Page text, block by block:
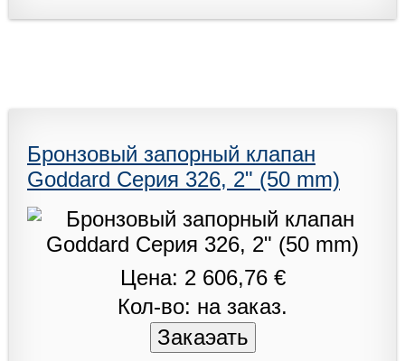
Бронзовый запорный клапан
Goddard Серия 326, 2" (50 mm)
Цена: 2 606,76 €
Кол-во: на заказ.